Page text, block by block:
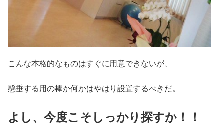
こんな本格的なものはすぐに用意できないが、
懸垂する用の棒か何かはやはり設置するべきだ。
よし、今度こそしっかり探すか！！